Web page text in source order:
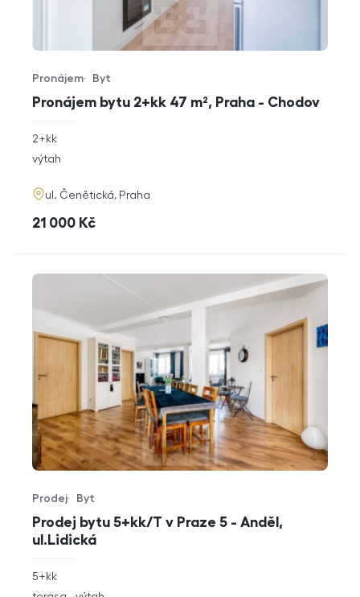
Pronájem bytu 2+kk 47 m², Praha - Chodov
Typ nabídky
Pronájem
Typ nemovitosti
Byt
rozměry
dispozice
2+kk
funkce
výtah
adresa
ul. Čenětická, Praha
cena
21 000 Kč
Prodej bytu 5+kk/T v Praze 5 - Anděl,
ul.Lidická
Typ nabídky
Prodej
Typ nemovitosti
Byt
rozměry
5+kk